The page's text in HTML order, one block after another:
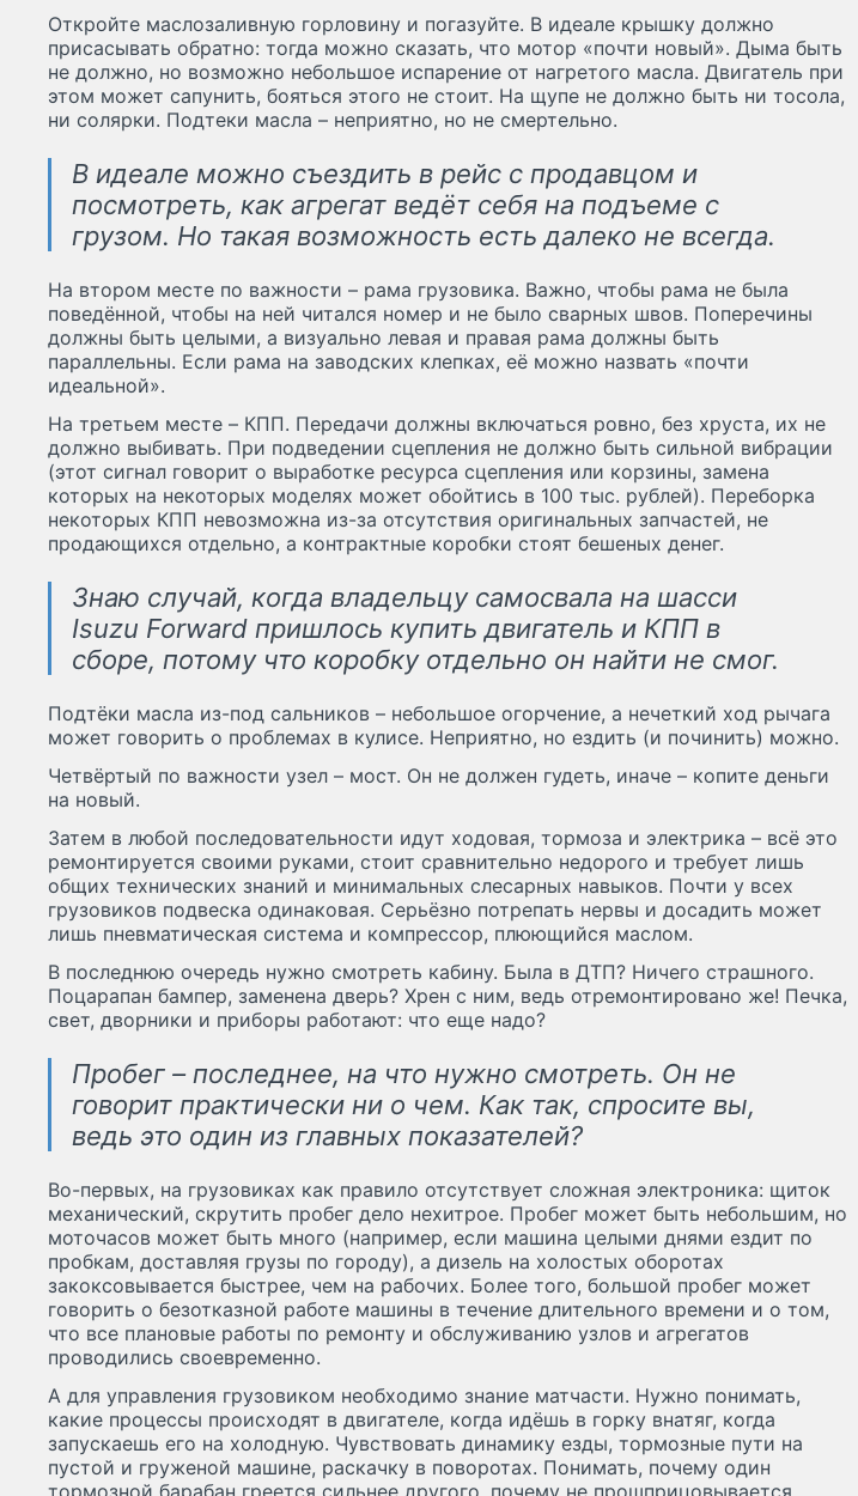
Откройте маслозаливную горловину и погазуйте. В идеале крышку должно
присасывать обратно: тогда можно сказать, что мотор «почти новый». Дыма быть
не должно, но возможно небольшое испарение от нагретого масла. Двигатель при
этом может сапунить, бояться этого не стоит. На щупе не должно быть ни тосола,
ни солярки. Подтеки масла – неприятно, но не смертельно.
В идеале можно съездить в рейс с продавцом и
посмотреть, как агрегат ведёт себя на подъеме с
грузом. Но такая возможность есть далеко не всегда.
На втором месте по важности – рама грузовика. Важно, чтобы рама не была
поведённой, чтобы на ней читался номер и не было сварных швов. Поперечины
должны быть целыми, а визуально левая и правая рама должны быть
параллельны. Если рама на заводских клепках, её можно назвать «почти
идеальной».
На третьем месте – КПП. Передачи должны включаться ровно, без хруста, их не
должно выбивать. При подведении сцепления не должно быть сильной вибрации
(этот сигнал говорит о выработке ресурса сцепления или корзины, замена
которых на некоторых моделях может обойтись в 100 тыс. рублей). Переборка
некоторых КПП невозможна из-за отсутствия оригинальных запчастей, не
продающихся отдельно, а контрактные коробки стоят бешеных денег.
Знаю случай, когда владельцу самосвала на шасси
Isuzu Forward пришлось купить двигатель и КПП в
сборе, потому что коробку отдельно он найти не смог.
Подтёки масла из-под сальников – небольшое огорчение, а нечеткий ход рычага
может говорить о проблемах в кулисе. Неприятно, но ездить (и починить) можно.
Четвёртый по важности узел – мост. Он не должен гудеть, иначе – копите деньги
на новый.
Затем в любой последовательности идут ходовая, тормоза и электрика – всё это
ремонтируется своими руками, стоит сравнительно недорого и требует лишь
общих технических знаний и минимальных слесарных навыков. Почти у всех
грузовиков подвеска одинаковая. Серьёзно потрепать нервы и досадить может
лишь пневматическая система и компрессор, плюющийся маслом.
В последнюю очередь нужно смотреть кабину. Была в ДТП? Ничего страшного.
Поцарапан бампер, заменена дверь? Хрен с ним, ведь отремонтировано же! Печка,
свет, дворники и приборы работают: что еще надо?
Пробег – последнее, на что нужно смотреть. Он не
говорит практически ни о чем. Как так, спросите вы,
ведь это один из главных показателей?
Во-первых, на грузовиках как правило отсутствует сложная электроника: щиток
механический, скрутить пробег дело нехитрое. Пробег может быть небольшим, но
моточасов может быть много (например, если машина целыми днями ездит по
пробкам, доставляя грузы по городу), а дизель на холостых оборотах
закоксовывается быстрее, чем на рабочих. Более того, большой пробег может
говорить о безотказной работе машины в течение длительного времени и о том,
что все плановые работы по ремонту и обслуживанию узлов и агрегатов
проводились своевременно.
А для управления грузовиком необходимо знание матчасти. Нужно понимать,
какие процессы происходят в двигателе, когда идёшь в горку внатяг, когда
запускаешь его на холодную. Чувствовать динамику езды, тормозные пути на
пустой и груженой машине, раскачку в поворотах. Понимать, почему один